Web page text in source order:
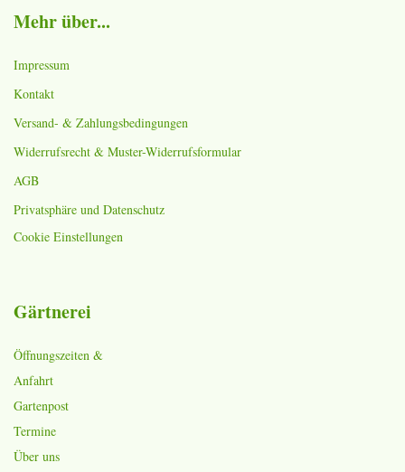
Mehr über...
Impressum
Kontakt
Versand- & Zahlungsbedingungen
Widerrufsrecht & Muster-Widerrufsformular
AGB
Privatsphäre und Datenschutz
Cookie Einstellungen
Gärtnerei
Öffnungszeiten &
Anfahrt
Gartenpost
Termine
Über uns